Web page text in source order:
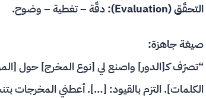
التحقّق (Evaluation):
دقّة – تغطية – وضوح.
صيغة جاهزة:
“تصرّف كـ[الدور] واصنع لي [نوع المخرج] حول
الكلمات]. التزم بالقيود: […]. أعطني